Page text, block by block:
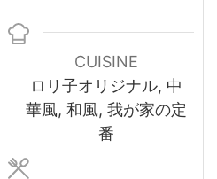
CUISINE
ロリ子オリジナル, 中
華風, 和風, 我が家の定
番